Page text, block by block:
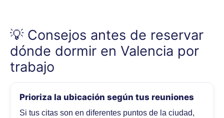
💡 Consejos antes de reservar
dónde dormir en Valencia por
trabajo
Prioriza la ubicación según tus reuniones
Si tus citas son en diferentes puntos de la ciudad,